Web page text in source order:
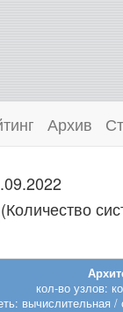
Архив
(Количество
кол-во узлов:
вычислительная /